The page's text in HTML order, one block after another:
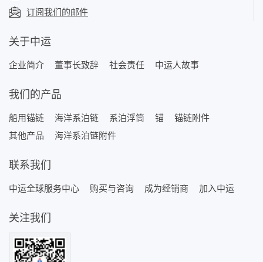
订阅我们的邮件
关于中运
企业简介 董事长致辞 社会责任 中运人故事
我们的产品
船用锚链 海洋系泊链 系泊浮筒 锚
锚链附件
其他产品
海洋系泊链附件
联系我们
中运全球服务中心 购买与咨询 成为经销商 加入中运
关注我们